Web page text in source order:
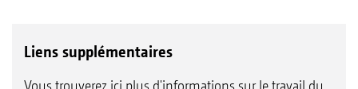
Liens supplémentaires
Vous trouverez ici plus d'informations sur le travail du